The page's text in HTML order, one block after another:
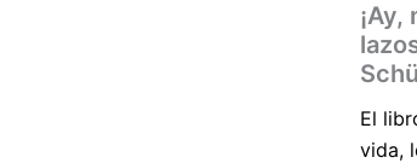
El
vida,